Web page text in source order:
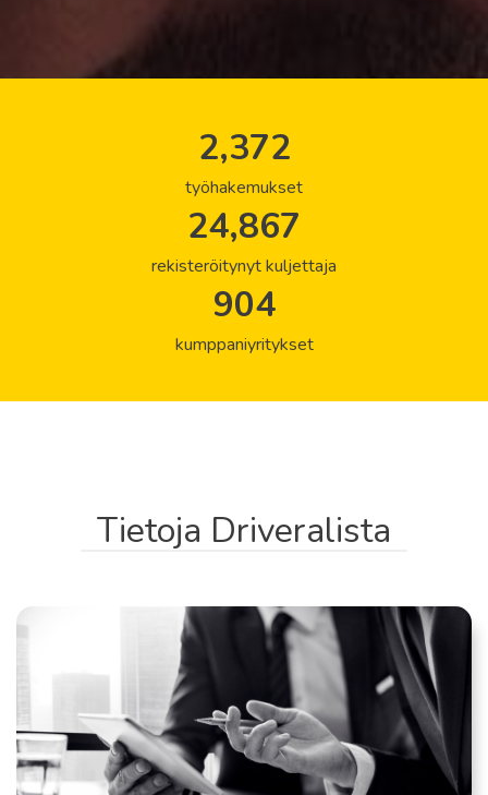
2,372
työhakemukset
24,867
rekisteröitynyt kuljettaja
904
kumppaniyritykset
Tietoja Driveralista